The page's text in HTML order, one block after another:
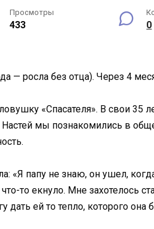
Просмотры
433 0
— росла без отца). Через 4
«Спасателя». В свои 35
мы познакомились в
«Я папу не знаю, он ушел,
то екнуло. Мне захотелось
дать ей то тепло, которого она